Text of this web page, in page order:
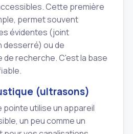
Cette première
permet souvent
évidentes (joint
desserré) ou de
de recherche. C'est la base
(ultrasons)
utilise un appareil
un peu comme un